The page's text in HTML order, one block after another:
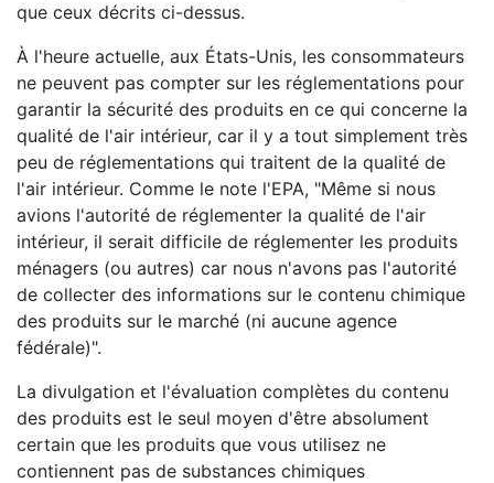
que ceux décrits ci-dessus.
À l'heure actuelle, aux États-Unis, les consommateurs
ne peuvent pas compter sur les réglementations pour
garantir la sécurité des produits en ce qui concerne la
qualité de l'air intérieur, car il y a tout simplement très
peu de réglementations qui traitent de la qualité de
l'air intérieur. Comme le note l'EPA, "Même si nous
avions l'autorité de réglementer la qualité de l'air
intérieur, il serait difficile de réglementer les produits
ménagers (ou autres) car nous n'avons pas l'autorité
de collecter des informations sur le contenu chimique
des produits sur le marché (ni aucune agence
fédérale)".
La divulgation et l'évaluation complètes du contenu
des produits est le seul moyen d'être absolument
certain que les produits que vous utilisez ne
contiennent pas de substances chimiques